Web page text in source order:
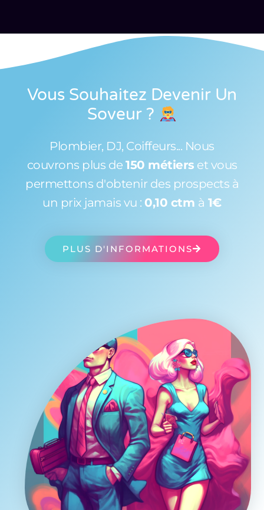
Vous Souhaitez Devenir Un
Soveur ?
Plombier, DJ, Coiffeurs... Nous
couvrons plus de 150 métiers et vous
permettons d'obtenir des prospects à
un prix jamais vu : 0,10 ctm à 1€
PLUS D'INFORMATIONS